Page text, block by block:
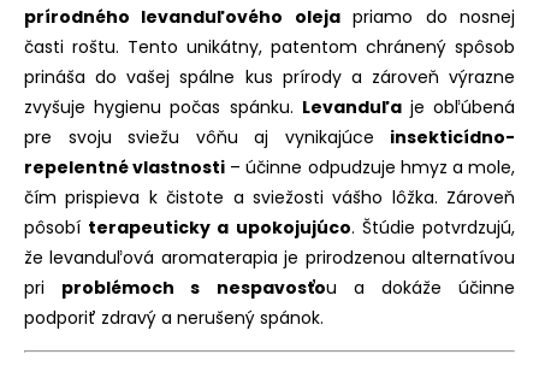
prírodného levanduľového olejapriamo do nosnej
časti roštu. Tento unikátny, patentom chránený spôsob
prináša do vašej spálne kus prírody a zároveň výrazne
zvyšuje hygienu počas spánku. Levanduľaje obľúbená
pre svoju sviežu vôňu aj vynikajúce insekticídno-
repelentné vlastnosti – účinne odpudzuje hmyz a mole,
čím prispieva k čistote a sviežosti vášho lôžka. Zároveň
pôsobí terapeuticky a upokojujúco. Štúdie potvrdzujú,
že levanduľová aromaterapia je prirodzenou alternatívou
pri problémoch s nespavosťou a dokáže účinne
podporiť zdravý a nerušený spánok.